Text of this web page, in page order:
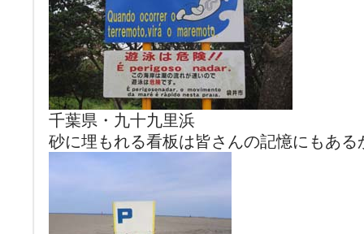
千葉県・九十九里浜
砂に埋もれる看板は皆さんの記憶にもある